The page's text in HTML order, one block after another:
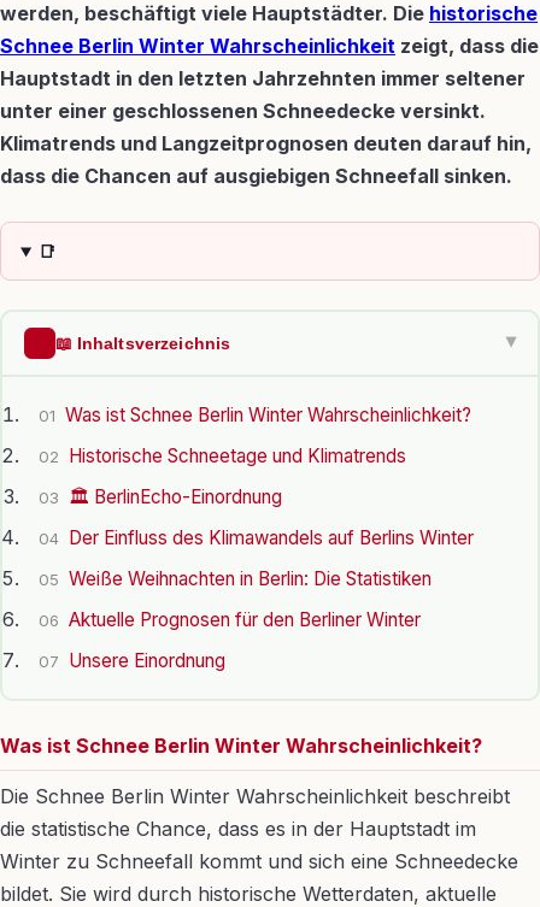
werden, beschäftigt viele Hauptstädter. Die historische
Schnee Berlin Winter Wahrscheinlichkeit zeigt, dass die
Hauptstadt in den letzten Jahrzehnten immer seltener
unter einer geschlossenen Schneedecke versinkt.
Klimatrends und Langzeitprognosen deuten darauf hin,
dass die Chancen auf ausgiebigen Schneefall sinken.
📑
📖 Inhaltsverzeichnis ▶
01 Was ist Schnee Berlin Winter Wahrscheinlichkeit?
02 Historische Schneetage und Klimatrends
03 🏛️ BerlinEcho-Einordnung
04 Der Einfluss des Klimawandels auf Berlins Winter
05 Weiße Weihnachten in Berlin: Die Statistiken
06 Aktuelle Prognosen für den Berliner Winter
07 Unsere Einordnung
Was ist Schnee Berlin Winter Wahrscheinlichkeit?
Die Schnee Berlin Winter Wahrscheinlichkeit beschreibt
die statistische Chance, dass es in der Hauptstadt im
Winter zu Schneefall kommt und sich eine Schneedecke
bildet. Sie wird durch historische Wetterdaten, aktuelle